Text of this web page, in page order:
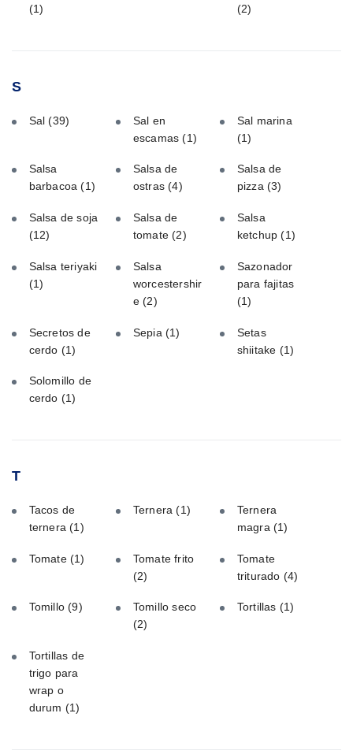
(1)
(2)
S
Sal(39)
Sal en
escamas(1)
Sal marina
(1)
Salsa
barbacoa(1)
Salsa de
ostras(4)
Salsa de
pizza(3)
Salsa de soja
(12)
Salsa de
tomate(2)
Salsa
ketchup(1)
Salsa teriyaki
(1)
Salsa
worcestershir
e(2)
Sazonador
para fajitas
(1)
Secretos de
cerdo (1)
Sepia (1)
Setas
shiitake (1)
Solomillo de
cerdo (1)
T
Tacos de
ternera(1)
Ternera(1)
Ternera
magra(1)
Tomate (1)
Tomate frito
(2)
Tomate
triturado (4)
Tomillo(9)
Tomillo seco
(2)
Tortillas (1)
Tortillas de
trigo para
wrap o
durum (1)